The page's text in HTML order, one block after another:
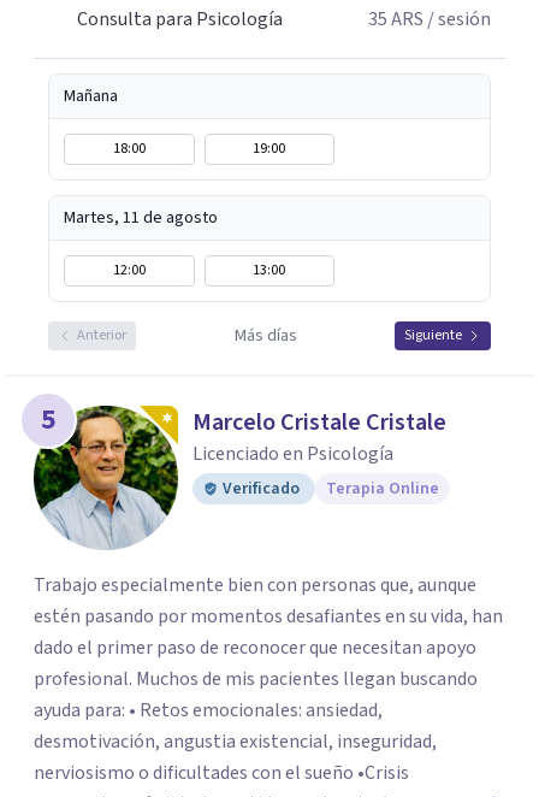
Consulta para Psicología
35ARS / sesión
Mañana
18:00 19:00
Martes, 11 de agosto
12:00 13:00
Anterior Más días Siguiente
5 Marcelo Cristale Cristale
Licenciado en Psicología
Verificado Terapia Online
Trabajo especialmente bien con personas que, aunque
estén pasando por momentos desafiantes en su vida, han
dado el primer paso de reconocer que necesitan apoyo
profesional. Muchos de mis pacientes llegan buscando
ayuda para: • Retos emocionales: ansiedad,
desmotivación, angustia existencial, inseguridad,
nerviosismo o dificultades con el sueño •Crisis